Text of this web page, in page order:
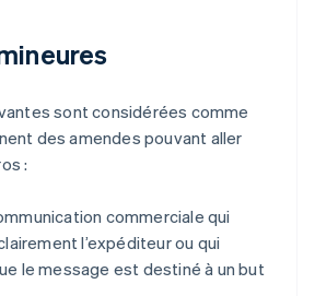
sont considérées comme
des amendes pouvant aller
:
commerciale qui
l’expéditeur ou qui
le message est destiné à un but